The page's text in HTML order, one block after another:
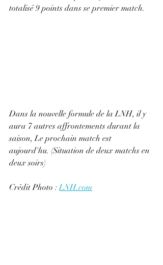
totalisé 9 points dans se premier match.
Dans la nouvelle formule de la LNH, il y
aura 7 autres affrontements durant la
saison, Le prochain match est
aujourd'hu. (Situation de deux matchs en
deux soirs)
Crédit Photo : LNH.com